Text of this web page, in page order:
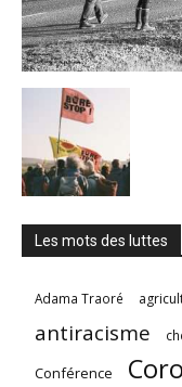
Les mots des luttes
Adama Traoré
antiracisme
Conférence